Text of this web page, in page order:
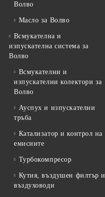
Волво
Масло за Волво
Всмукателна и
изпускателна система за
Волво
Всмукателни и
изпускателни колектори за
Волво
Ауспух и изпускателни
тръба
Катализатор и контрол на
емисиите
Турбокомпресор
Кутия, въздушен филтър и
въздуховоди